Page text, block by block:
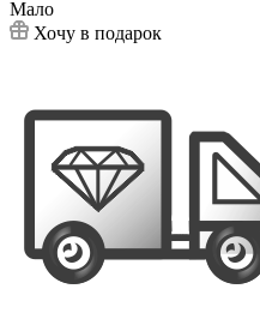
Мало
Хочу в подарок